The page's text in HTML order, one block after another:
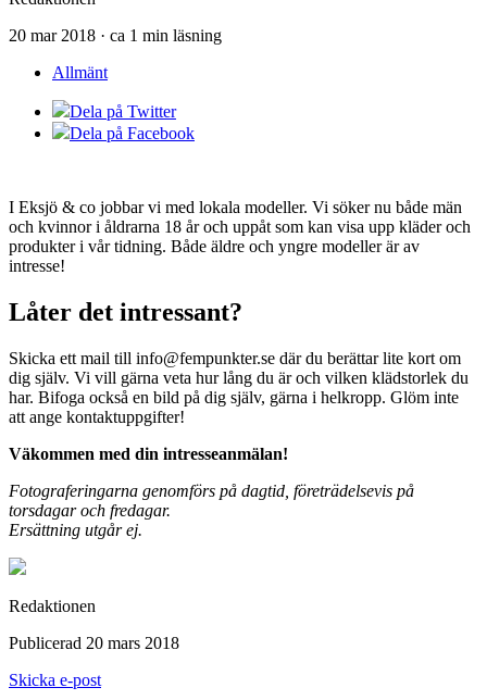
20 mar 2018 · ca 1 min läsning
Allmänt
Dela på Twitter
Dela på Facebook
I Eksjö & co jobbar vi med lokala modeller. Vi söker nu både män
och kvinnor i åldrarna 18 år och uppåt som kan visa upp kläder och
produkter i vår tidning. Både äldre och yngre modeller är av
intresse!
Låter det intressant?
Skicka ett mail till info@fempunkter.se där du berättar lite kort om
dig själv. Vi vill gärna veta hur lång du är och vilken klädstorlek du
har. Bifoga också en bild på dig själv, gärna i helkropp. Glöm inte
att ange kontaktuppgifter!
Väkommen med din intresseanmälan!
Fotograferingarna genomförs på dagtid, företrädelsevis på
torsdagar och fredagar.
Ersättning utgår ej.
Redaktionen
Publicerad 20 mars 2018
Skicka e-post